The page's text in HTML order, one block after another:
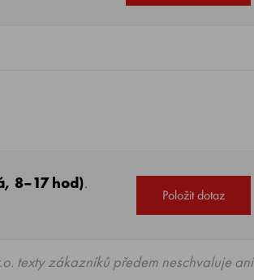
8–17 hod).
Položit dotaz
texty zákazníků předem neschvaluje ani